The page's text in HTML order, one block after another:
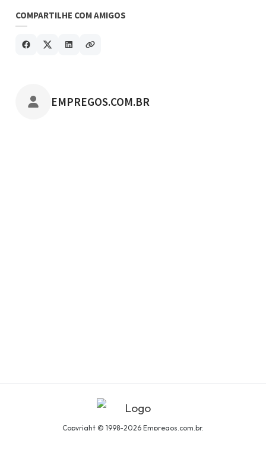
COMPARTILHE COM AMIGOS
POSTADO POR
EMPREGOS.COM.BR
Copyright © 1998-2026 Empregos.com.br.